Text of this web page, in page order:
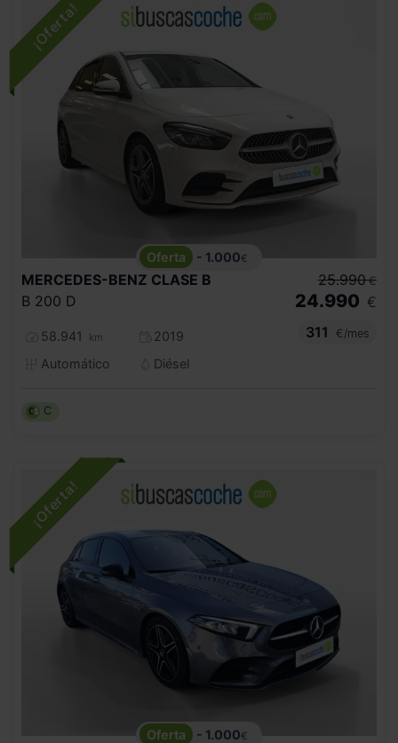
- 1.000€
MERCEDES-BENZ CLASE B
B 200 D
58.941 km
2019
Automático
Diésel
25.990 €
24.990 €
311
€/mes
C
- 1.000€